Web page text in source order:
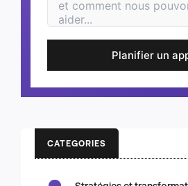
Planifier un
CATEGORIES